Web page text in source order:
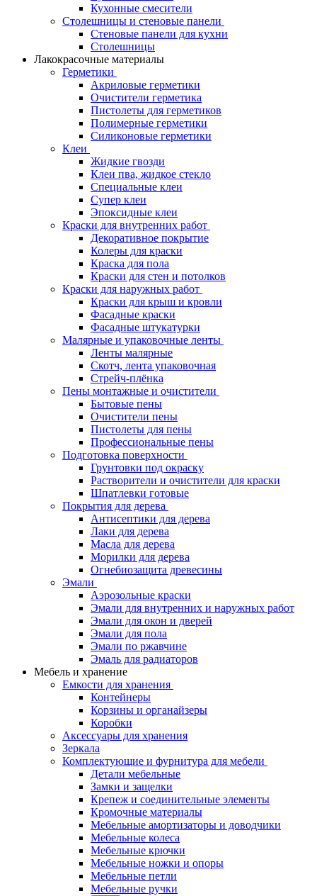
Кухонные смесители
Столешницы и стеновые панели
Стеновые панели для кухни
Столешницы
Лакокрасочные материалы
Герметики
Акриловые герметики
Очистители герметика
Пистолеты для герметиков
Полимерные герметики
Силиконовые герметики
Клеи
Жидкие гвозди
Клеи пва, жидкое стекло
Специальные клеи
Супер клеи
Эпоксидные клеи
Краски для внутренних работ
Декоративное покрытие
Колеры для краски
Краска для пола
Краски для стен и потолков
Краски для наружных работ
Краски для крыш и кровли
Фасадные краски
Фасадные штукатурки
Малярные и упаковочные ленты
Ленты малярные
Скотч, лента упаковочная
Стрейч-плёнка
Пены монтажные и очистители
Бытовые пены
Очистители пены
Пистолеты для пены
Профессиональные пены
Подготовка поверхности
Грунтовки под окраску
Растворители и очистители для краски
Шпатлевки готовые
Покрытия для дерева
Антисептики для дерева
Лаки для дерева
Масла для дерева
Морилки для дерева
Огнебиозащита древесины
Эмали
Аэрозольные краски
Эмали для внутренних и наружных работ
Эмали для окон и дверей
Эмали для пола
Эмали по ржавчине
Эмаль для радиаторов
Мебель и хранение
Емкости для хранения
Контейнеры
Корзины и органайзеры
Коробки
Аксессуары для хранения
Зеркала
Комплектующие и фурнитура для мебели
Детали мебельные
Замки и защелки
Крепеж и соединительные элементы
Кромочные материалы
Мебельные амортизаторы и доводчики
Мебельные колеса
Мебельные крючки
Мебельные ножки и опоры
Мебельные петли
Мебельные ручки